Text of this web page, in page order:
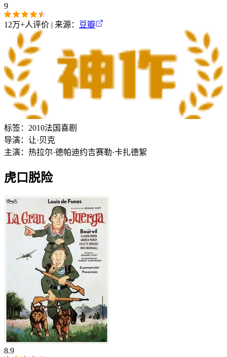
9
12万+人评价 | 来源： 豆瓣
标签： 2010法国喜剧
导演： 让·贝克
主演： 热拉尔·德帕迪约吉赛勒·卡扎德絮
虎口脱险
8.9